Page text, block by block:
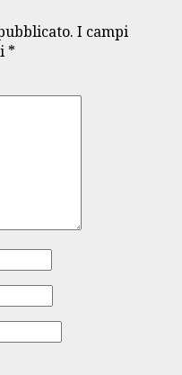
I campi
*